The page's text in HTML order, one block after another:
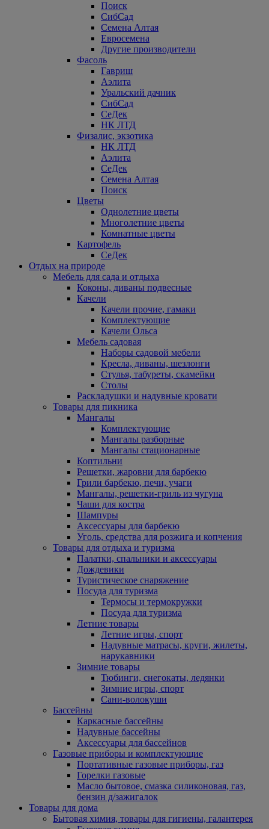
Поиск
СибСад
Семена Алтая
Евросемена
Другие производители
Фасоль
Гавриш
Аэлита
Уральский дачник
СибСад
СеДек
НК ЛТД
Физалис, экзотика
НК ЛТД
Аэлита
СеДек
Семена Алтая
Поиск
Цветы
Однолетние цветы
Многолетние цветы
Комнатные цветы
Картофель
СеДек
Отдых на природе
Мебель для сада и отдыха
Коконы, диваны подвесные
Качели
Качели прочие, гамаки
Комплектующие
Качели Ольса
Мебель садовая
Наборы садовой мебели
Кресла, диваны, шезлонги
Стулья, табуреты, скамейки
Столы
Раскладушки и надувные кровати
Товары для пикника
Мангалы
Комплектующие
Мангалы разборные
Мангалы стационарные
Коптильни
Решетки, жаровни для барбекю
Грили барбекю, печи, учаги
Мангалы, решетки-гриль из чугуна
Чаши для костра
Шампуры
Аксессуары для барбекю
Уголь, средства для розжига и копчения
Товары для отдыха и туризма
Палатки, спальники и аксессуары
Дождевики
Туристическое снаряжение
Посуда для туризма
Термосы и термокружки
Посуда для туризма
Летние товары
Летние игры, спорт
Надувные матрасы, круги, жилеты,
нарукавники
Зимние товары
Тюбинги, снегокаты, ледянки
Зимние игры, спорт
Сани-волокуши
Бассейны
Каркасные бассейны
Надувные бассейны
Аксессуары для бассейнов
Газовые приборы и комплектующие
Портативные газовые приборы, газ
Горелки газовые
Масло бытовое, смазка силиконовая, газ,
бензин д/зажигалок
Товары для дома
Бытовая химия, товары для гигиены, галантерея